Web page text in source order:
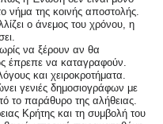
νήμα της κοινής αποστολής.
ο άνεμος του χρόνου, η
να ξέρουν αν θα
έπρεπε να καταγραφούν.
και χειροκροτήματα.
γενιές δημοσιογράφων με
το παράθυρο της αλήθειας.
Κρήτης και τη συμβολή του